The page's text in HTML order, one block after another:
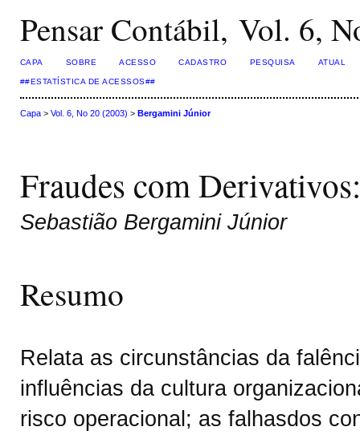
Pensar Contábil, Vol. 6,
CAPA SOBRE ACESSO CADASTRO PESQUISA ATUAL
##ESTATÍSTICA DE ACESSOS##
Capa> Vol. 6, No 20 (2003) > Bergamini Júnior
Fraudes com
Sebastião Bergamini Júnior
Resumo
Relata as circunstâncias da
influências da cultura
risco operacional; as falhasdos